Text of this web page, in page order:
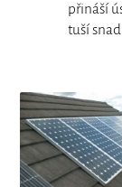
přináší
tuší